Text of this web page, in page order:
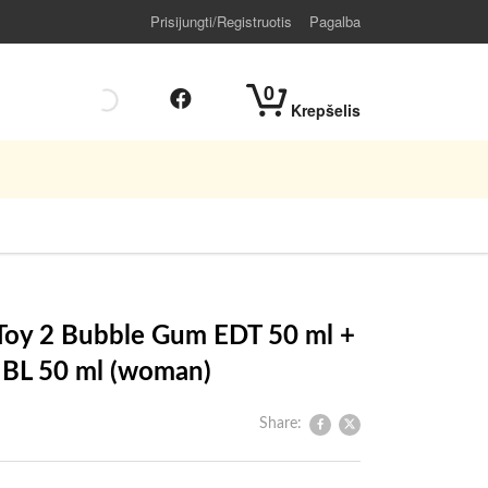
Prisijungti/Registruotis Pagalba
0
Krepšelis
2 Bubble Gum EDT 50 ml +
50 ml (woman)
Share: